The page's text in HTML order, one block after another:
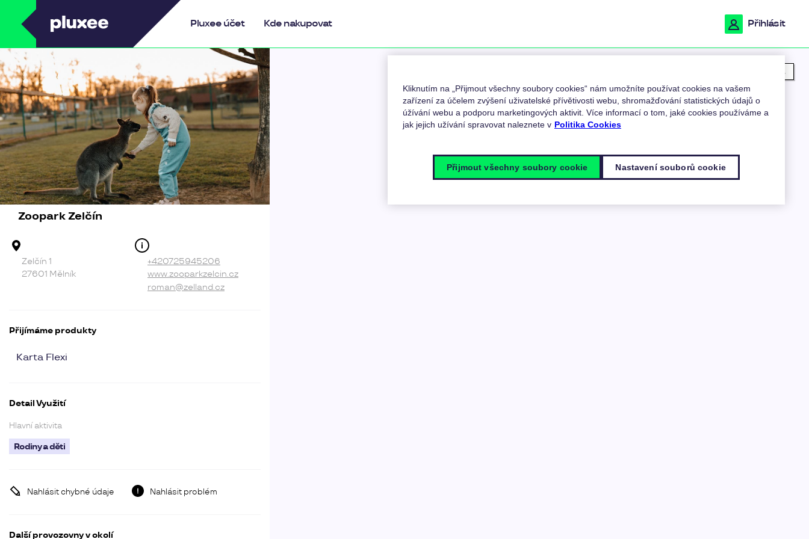
PluxeePluxee účet Kde nakupovat Přihlásit
Moje poloha
Zoopark Zelčín
Zelčín 1
27601 Mělník
+420725945206
www.zooparkzelcin.cz
roman@zelland.cz
Přijímáme produkty
Karta Flexi
Detail Využití
Hlavní aktivita
Rodiny a děti
Nahlásit chybné údaje Nahlásit problém
Další provozovny v okolí
Kliknutím na „Přijmout všechny soubory cookies“ nám umožníte používat cookies na vašem
zařízení za účelem zvýšení uživatelské přívětivosti webu, shromažďování statistických údajů o
úžívání webu a podporu marketingových aktivit. Více informací o tom, jaké cookies používáme a
jak jejich užívání spravovat naleznete v Politika Cookies
Nastavení souborů cookie
Přijmout všechny soubory cookie